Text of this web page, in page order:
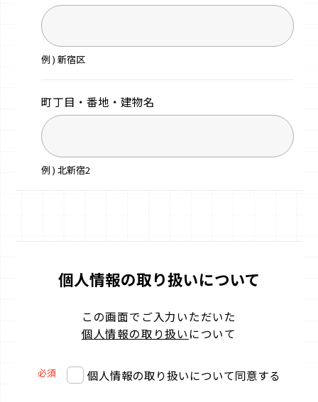
例 ) 新宿区
町丁目・番地・建物名
例 ) 北新宿2
個人情報の取り扱いについて
この画面でご入力いただいた
個人情報の取り扱い について
必須 個人情報の取り扱いについて同意する